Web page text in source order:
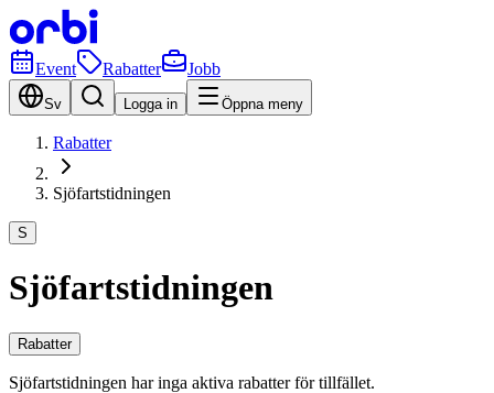
Event Rabatter Jobb
Sv Logga in Öppna meny
Rabatter
Sjöfartstidningen
S
Sjöfartstidningen
Rabatter
Sjöfartstidningen har inga aktiva rabatter för tillfället.